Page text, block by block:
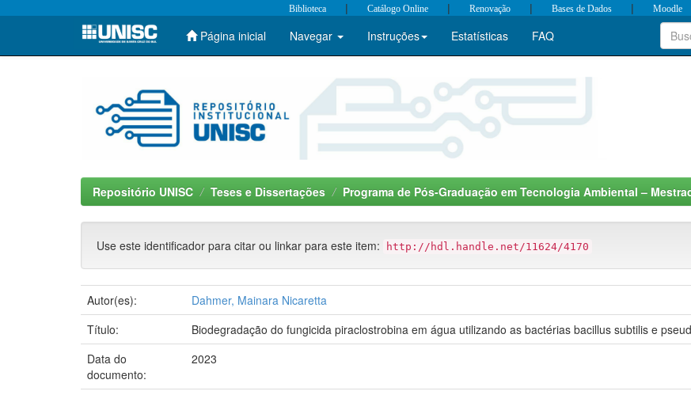
Skip
Biblioteca | Catálogo Online | Renovação | Bases de Dados | Moodle
Página inicial Navegar Instruções Estatísticas FAQ
Repositório UNISC Teses e Dissertações Programa de Pós-Graduação em Tecnologia Ambiental –
Use este identificador para citar ou linkar para este item: http://hdl.handle.net/11624/4170
Autor(es):
Dahmer, Mainara Nicaretta
Título:
Biodegradação do fungicida piraclostrobina em água utilizando as bactérias bacillus subtilis e
Data do
documento:
2023